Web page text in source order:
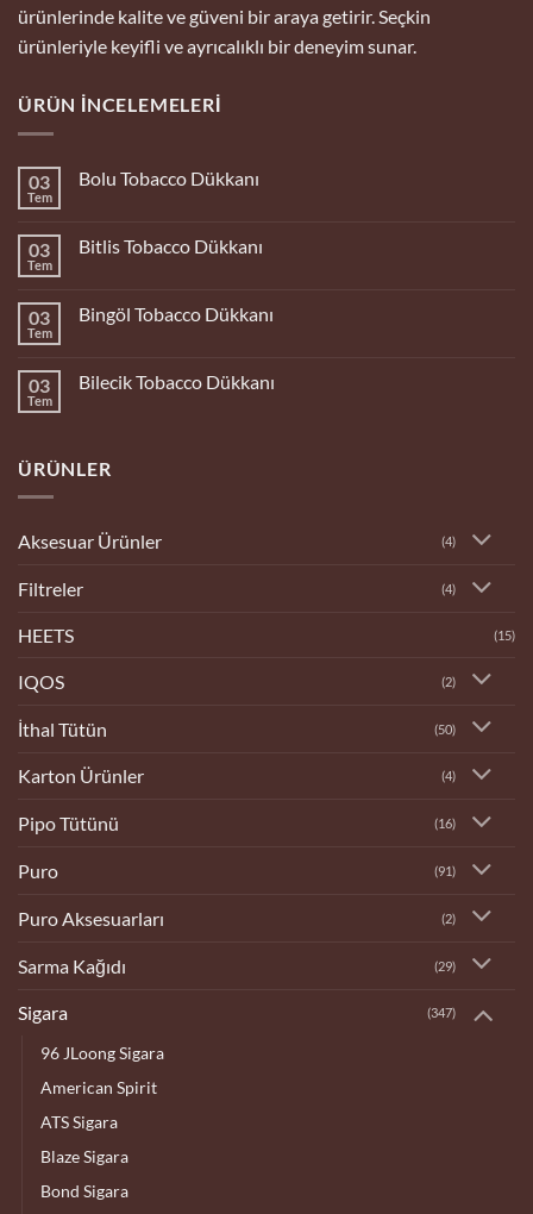
ürünlerinde kalite ve güveni bir araya getirir. Seçkin
ürünleriyle keyifli ve ayrıcalıklı bir deneyim sunar.
ÜRÜN İNCELEMELERI
03
Tem
Bolu Tobacco Dükkanı
Tobacco
03
Tem
Bitlis Tobacco Dükkanı
Tobacco
03
Tem
Bingöl Tobacco Dükkanı
Tobacco
03
Tem
Bilecik Tobacco Dükkanı
Dükkanı
ÜRÜNLER
Aksesuar Ürünler (4)
Filtreler (4)
HEETS (15)
IQOS (2)
İthal Tütün (50)
Karton Ürünler (4)
Pipo Tütünü (16)
Puro (91)
Puro Aksesuarları (2)
Sarma Kağıdı (29)
Sigara (347)
96 JLoong Sigara
American Spirit
ATS Sigara
Blaze Sigara
Bond Sigara